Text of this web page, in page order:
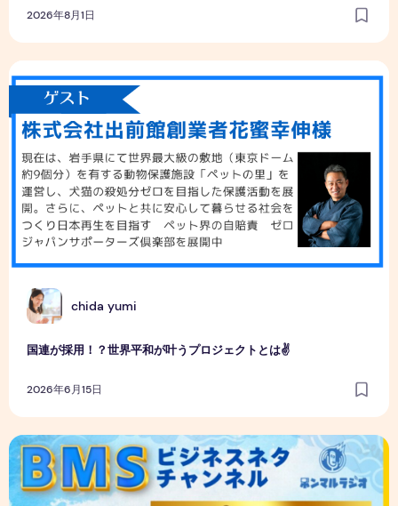
2026年8月1日
C chida yumi
国連が採用！？世界平和が叶うプロジェクトとは✌
2026年6月15日
国連が採用！？世界平和が叶うプロジェクトとは✌
殺処分ゼロで日本再生！？